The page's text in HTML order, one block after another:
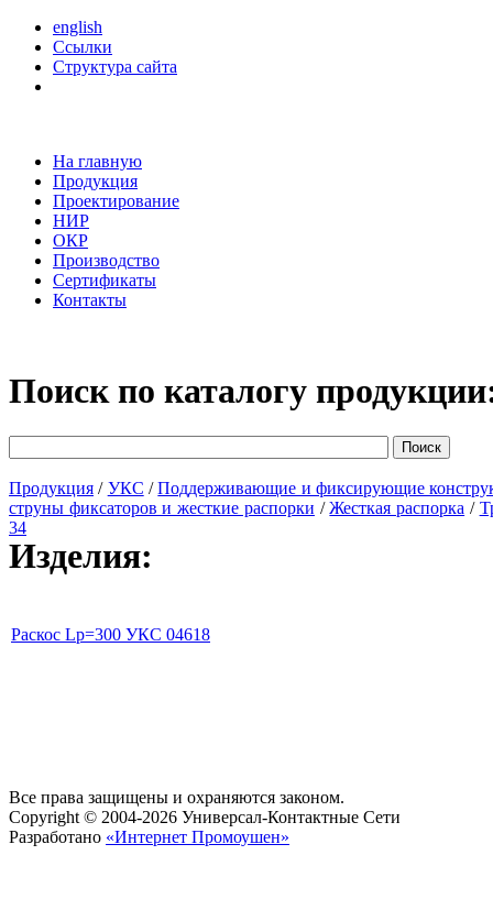
english
Ссылки
Структура сайта
На главную
Продукция
Проектирование
НИР
ОКР
Производство
Сертификаты
Контакты
Поиск по каталогу
Продукция / УКС /Поддерживающие и фиксирующие
струны фиксаторов и жесткие распорки /Жесткая распорка /
34
Изделия:
Раскос Lр=300 УКС 04618
Все права защищены и охраняются законом.
Copyright © 2004-2026 Универсал-Контактные Сети
Разработано «Интернет Промоушен»